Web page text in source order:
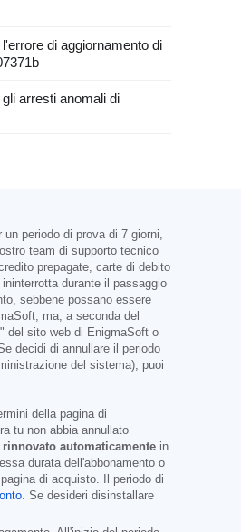
di aggiornamento di
arresti anomali di
periodo di prova di 7 giorni,
team di supporto tecnico
prepagate, carte di debito
durante il passaggio
sebbene possano essere
ma, a seconda del
del sito web di EnigmaSoft o
decidi di annullare il periodo
del sistema), puoi
della pagina di
tu non abbia annullato
rinnovato automaticamente in
durata dell'abbonamento o
di acquisto. Il periodo di
. Se desideri disinstallare